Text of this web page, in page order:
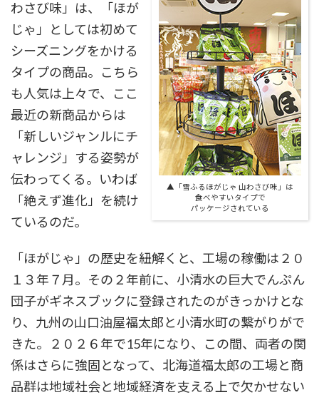
▲「雪ふるほがじゃ 山わさび味」は
食べやすいタイプで
パッケージされている
わさび味」は、「ほが
じゃ」としては初めて
シーズニングをかける
タイプの商品。こちら
も人気は上々で、ここ
最近の新商品からは
「新しいジャンルにチ
ャレンジ」する姿勢が
伝わってくる。いわば
「絶えず進化」を続け
ているのだ。
「ほがじゃ」の歴史を紐解くと、工場の稼働は２０
１３年７月。その２年前に、小清水の巨大でんぷん
団子がギネスブックに登録されたのがきっかけとな
り、九州の山口油屋福太郎と小清水町の繋がりがで
きた。２０２６年で15年になり、この間、両者の関
係はさらに強固となって、北海道福太郎の工場と商
品群は地域社会と地域経済を支える上で欠かせない